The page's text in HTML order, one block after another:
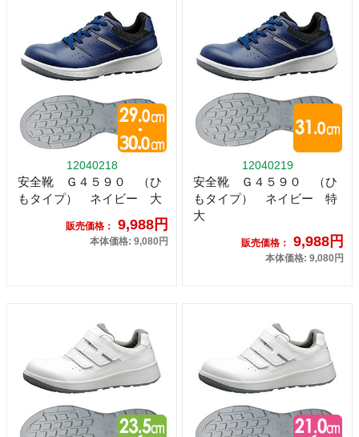
12040218
安全靴 Ｇ４５９０ （ひ
もタイプ） ネイビー 大
販売価格： 9,988円
本体価格: 9,080円
12040219
安全靴 Ｇ４５９０ （ひ
もタイプ） ネイビー 特
大
販売価格： 9,988円
本体価格: 9,080円